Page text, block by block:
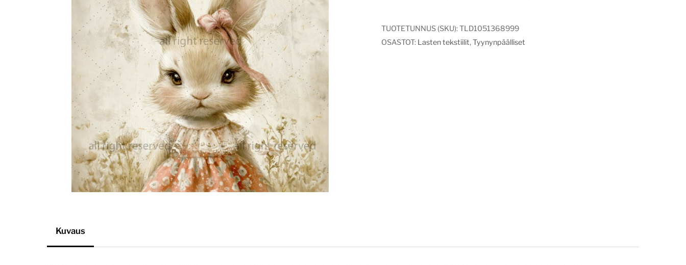
pupu
määrä
TUOTETUNNUS (SKU):TLD1051368999
OSASTOT: Lasten tekstiilit,Tyynynpäälliset
Kuvaus